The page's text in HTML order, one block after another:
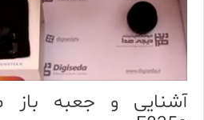
آشنایی و جعبه باز